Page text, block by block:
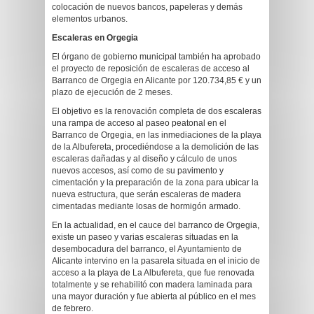
colocación de nuevos bancos, papeleras y demás
elementos urbanos.
Escaleras en Orgegia
El órgano de gobierno municipal también ha aprobado
el proyecto de reposición de escaleras de acceso al
Barranco de Orgegia en Alicante por 120.734,85 € y un
plazo de ejecución de 2 meses.
El objetivo es la renovación completa de dos escaleras
una rampa de acceso al paseo peatonal en el
Barranco de Orgegia, en las inmediaciones de la playa
de la Albufereta, procediéndose a la demolición de las
escaleras dañadas y al diseño y cálculo de unos
nuevos accesos, así como de su pavimento y
cimentación y la preparación de la zona para ubicar la
nueva estructura, que serán escaleras de madera
cimentadas mediante losas de hormigón armado.
En la actualidad, en el cauce del barranco de Orgegia,
existe un paseo y varias escaleras situadas en la
desembocadura del barranco, el Ayuntamiento de
Alicante intervino en la pasarela situada en el inicio de
acceso a la playa de La Albufereta, que fue renovada
totalmente y se rehabilitó con madera laminada para
una mayor duración y fue abierta al público en el mes
de febrero.